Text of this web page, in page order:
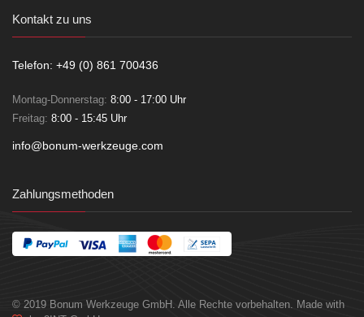
Kontakt zu uns
Telefon: +49 (0) 861 700436
Montag-Donnerstag: 8:00 - 17:00 Uhr
Freitag: 8:00 - 15:45 Uhr
info@bonum-werkzeuge.com
Zahlungsmethoden
© 2019 Bonum Werkzeuge GmbH. Alle Rechte vorbehalten. Made with